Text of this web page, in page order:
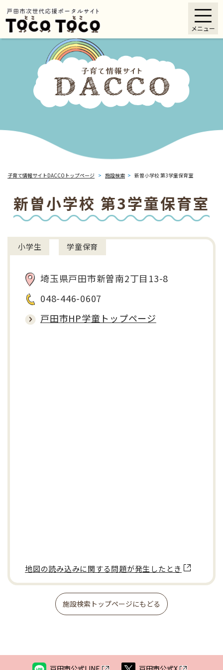
ー
メニューを飛ばして本文へ
メニュー
子育て情報サイトDACCOトップページ > 施設検索 > 新曽小学校 第3学童保育室
本
文新曽小学校 第3学童保育室
小学生 学童保育
埼玉県戸田市新曽南2丁目13-8
048-446-0607
戸田市HP学童トップページ
地図の読み込みに関する問題が発生したとき
施設検索トップページにもどる